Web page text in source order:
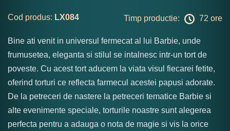
Cod produs: LX084 Timp productie: 72 ore
Bine ati venit in universul fermecat al lui Barbie, unde
frumusetea, eleganta si stilul se intalnesc intr-un tort de
poveste. Cu acest tort aducem la viata visul fiecarei fetite,
oferind torturi ce reflecta farmecul acestei papusi adorate.
De la petreceri de nastere la petreceri tematice Barbie si
alte evenimente speciale, torturile noastre sunt alegerea
perfecta pentru a adauga o nota de magie si vis la orice